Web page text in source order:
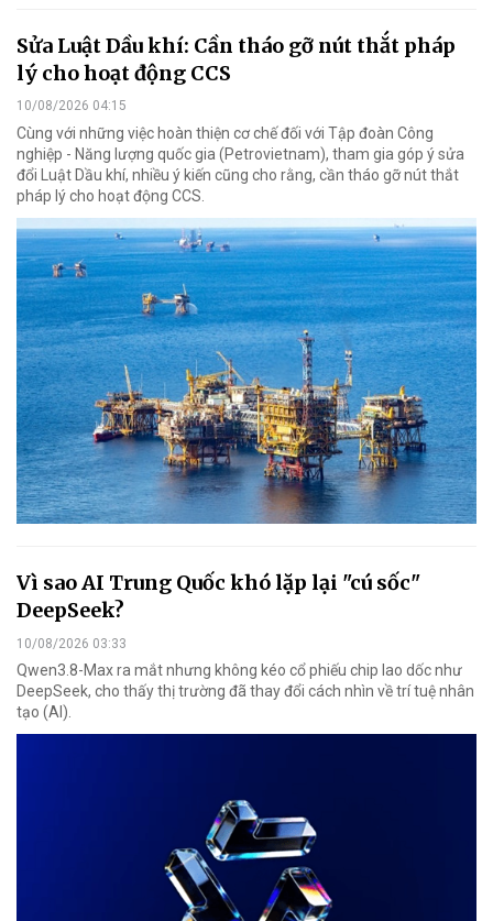
Sửa Luật Dầu khí: Cần tháo gỡ nút thắt pháp
lý cho hoạt động CCS
10/08/2026 04:15
Cùng với những việc hoàn thiện cơ chế đối với Tập đoàn Công
nghiệp - Năng lượng quốc gia (Petrovietnam), tham gia góp ý sửa
đổi Luật Dầu khí, nhiều ý kiến cũng cho rằng, cần tháo gỡ nút thắt
pháp lý cho hoạt động CCS.
Vì sao AI Trung Quốc khó lặp lại "cú sốc"
DeepSeek?
10/08/2026 03:33
Qwen3.8-Max ra mắt nhưng không kéo cổ phiếu chip lao dốc như
DeepSeek, cho thấy thị trường đã thay đổi cách nhìn về trí tuệ nhân
tạo (AI).